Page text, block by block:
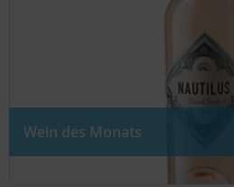
Wein des Monats